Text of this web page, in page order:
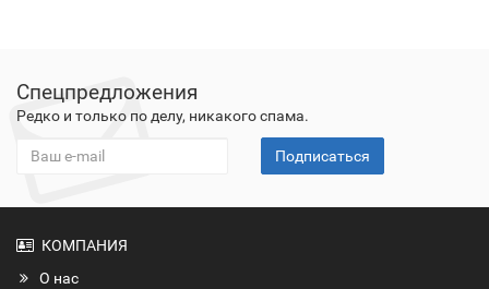
Спецпредложения
Редко и только по делу, никакого спама.
Подписаться
КОМПАНИЯ
О нас